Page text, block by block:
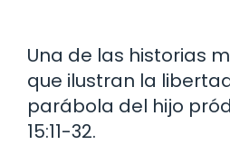
Una de las historias
que ilustran la
parábola del hijo
15:11-32.